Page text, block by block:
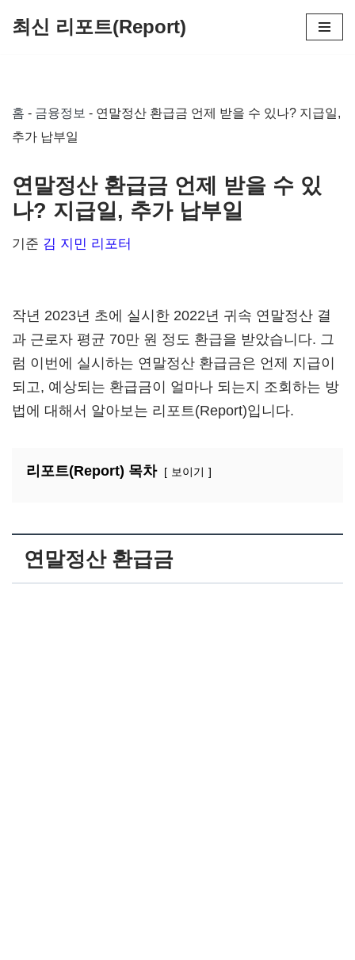
로
건
뛰
기
최신 리포트(Report)
홈 - 금융정보 - 연말정산 환급금 언제 받을 수 있나? 지급일,
추가 납부일
연말정산 환급금 언제 받을 수 있
나? 지급일, 추가 납부일
기준 김 지민 리포터
작년 2023년 초에 실시한 2022년 귀속 연말정산 결
과 근로자 평균 70만 원 정도 환급을 받았습니다. 그
럼 이번에 실시하는 연말정산 환급금은 언제 지급이
되고, 예상되는 환급금이 얼마나 되는지 조회하는 방
법에 대해서 알아보는 리포트(Report)입니다.
리포트(Report) 목차 보이기
연말정산 환급금